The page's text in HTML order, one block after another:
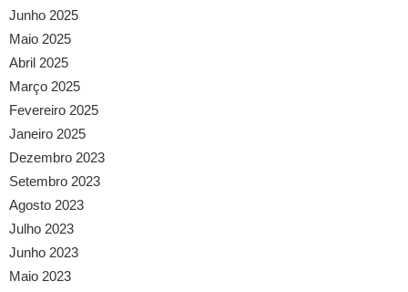
Junho 2025
Maio 2025
Abril 2025
Março 2025
Fevereiro 2025
Janeiro 2025
Dezembro 2023
Setembro 2023
Agosto 2023
Julho 2023
Junho 2023
Maio 2023